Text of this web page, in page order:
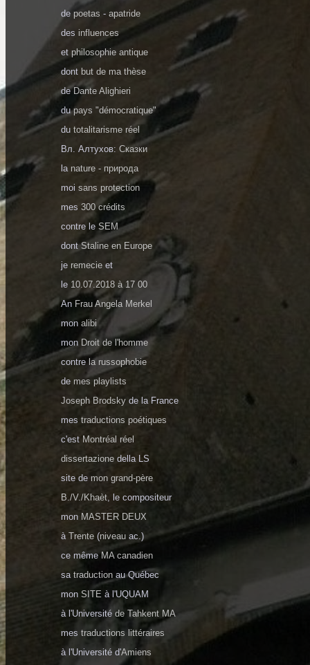
de poetas - apatride
des influences
et philosophie antique
dont but de ma thèse
deDante Alighieri
dupays "démocratique"
du totalitarisme réel
Вл. Алтухов: Сказки
la nature - природа
moi sans protection
mes 300 crédits
contre le SEM
dontStaline en Europe
je remecie et
le 10.07.2018 à 17 00
An Frau Angela Merkel
mon alibi
mon Droit de l'homme
сontre la russophobie
de mes playlists
Joseph Brodsky de la France
mes traductions poétiques
c'est Montréal réel
dissertazione della LS
site de mon grand-père
B./V./Khaèt , le compositeur
mon MASTER DEUX
à Trente (niveau ac.)
ce même MA canadien
sa traduction au Québec
mon SITE à l'UQUAM
à l'Université de Tahkent MA
mes traductions littéraires
à l'Université d'Amiens